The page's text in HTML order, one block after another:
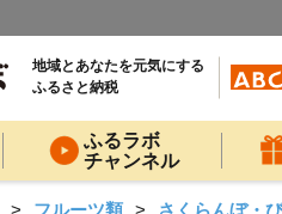
地域とあなたを元気にする
ふるさと納税
ふるラボ
チャンネル
フルーツ類 さくらんぼ・